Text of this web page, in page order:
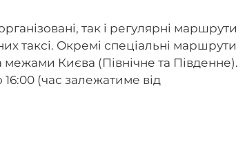
так і регулярні маршрути
таксі. Окремі спеціальні маршрути
Києва (Північне та Південне).
(час залежатиме від